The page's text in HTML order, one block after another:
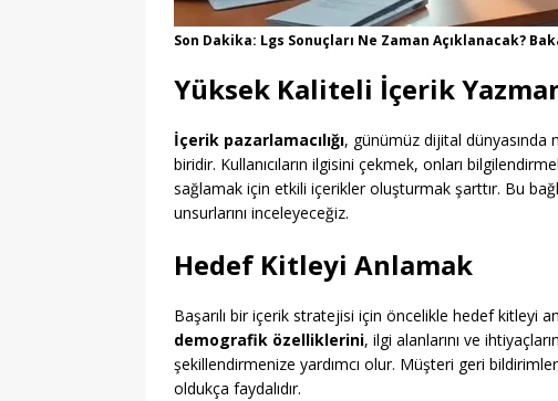
Son Dakika: Lgs Sonuçları Ne Zaman Açıklanacak?
Yüksek Kaliteli İçerik
İçerik pazarlamacılığı, günümüz dijital dünyasında
biridir. Kullanıcıların ilgisini çekmek, onları
sağlamak için etkili içerikler oluşturmak şarttır. Bu
unsurlarını inceleyeceğiz.
Hedef Kitleyi Anlamak
Başarılı bir içerik stratejisi için öncelikle hedef kitleyi
demografik özelliklerini, ilgi alanlarını ve
şekillendirmenize yardımcı olur. Müşteri geri
oldukça faydalıdır.